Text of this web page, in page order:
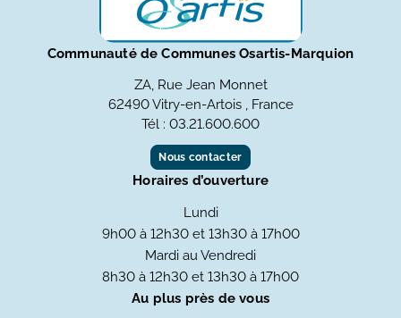
Communauté de Communes Osartis-Marquion
ZA, Rue Jean Monnet
62490 Vitry-en-Artois , France
Tél : 03.21.600.600
Nous contacter
Horaires d’ouverture
Lundi
9h00 à 12h30 et 13h30 à 17h00
Mardi au Vendredi
8h30 à 12h30 et 13h30 à 17h00
Au plus près de vous